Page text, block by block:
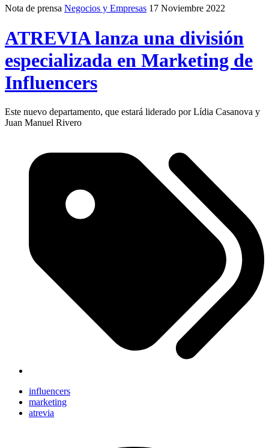
Nota de prensa Negocios y Empresas 17 Noviembre 2022
ATREVIA lanza una división
especializada en Marketing de
Influencers
Este nuevo departamento, que estará liderado por Lídia Casanova y
Juan Manuel Rivero
influencers
marketing
atrevia